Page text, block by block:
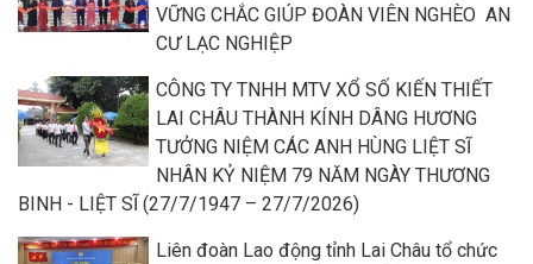
VỮNG CHẮC GIÚP ĐOÀN VIÊN NGHÈO AN
CƯ LẠC NGHIỆP
CÔNG TY TNHH MTV XỔ SỐ KIẾN THIẾT
LAI CHÂU THÀNH KÍNH DÂNG HƯƠNG
TƯỞNG NIỆM CÁC ANH HÙNG LIỆT SĨ
NHÂN KỶ NIỆM 79 NĂM NGÀY THƯƠNG
BINH - LIỆT SĨ (27/7/1947 – 27/7/2026)
Liên đoàn Lao động tỉnh Lai Châu tổ chức